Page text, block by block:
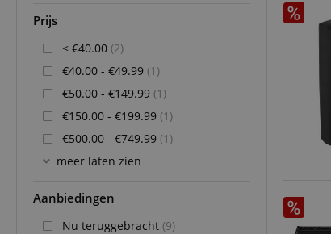
Prijs
< €40.00 (2)
€40.00 - €49.99 (1)
€50.00 - €149.99 (1)
€150.00 - €199.99 (1)
€500.00 - €749.99 (1)
meer laten zien
Aanbiedingen
Nu teruggebracht (9)